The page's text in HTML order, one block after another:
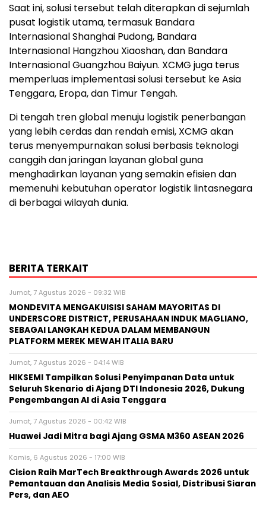
Saat ini, solusi tersebut telah diterapkan di sejumlah
pusat logistik utama, termasuk Bandara
Internasional Shanghai Pudong, Bandara
Internasional Hangzhou Xiaoshan, dan Bandara
Internasional Guangzhou Baiyun. XCMG juga terus
memperluas implementasi solusi tersebut ke Asia
Tenggara, Eropa, dan Timur Tengah.
Di tengah tren global menuju logistik penerbangan
yang lebih cerdas dan rendah emisi, XCMG akan
terus menyempurnakan solusi berbasis teknologi
canggih dan jaringan layanan global guna
menghadirkan layanan yang semakin efisien dan
memenuhi kebutuhan operator logistik lintasnegara
di berbagai wilayah dunia.
BERITA TERKAIT
Jumat, 7 Agustus 2026 - 09:32 WIB
MONDEVITA MENGAKUISISI SAHAM MAYORITAS DI
UNDERSCORE DISTRICT, PERUSAHAAN INDUK MAGLIANO,
SEBAGAI LANGKAH KEDUA DALAM MEMBANGUN
PLATFORM MEREK MEWAH ITALIA BARU
Jumat, 7 Agustus 2026 - 04:14 WIB
HIKSEMI Tampilkan Solusi Penyimpanan Data untuk
Seluruh Skenario di Ajang DTI Indonesia 2026, Dukung
Pengembangan AI di Asia Tenggara
Jumat, 7 Agustus 2026 - 00:42 WIB
Huawei Jadi Mitra bagi Ajang GSMA M360 ASEAN 2026
Kamis, 6 Agustus 2026 - 17:00 WIB
Cision Raih MarTech Breakthrough Awards 2026 untuk
Pemantauan dan Analisis Media Sosial, Distribusi Siaran
Pers, dan AEO